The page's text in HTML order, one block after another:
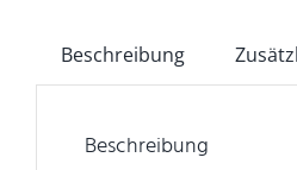
Beschreibung
Beschreibung